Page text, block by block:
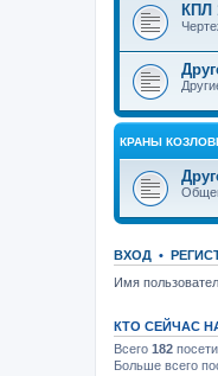
КПЛ
КРАНЫ
ВХОД •
Имя
КТО СЕЙЧАС
Всего 182
Больше всего